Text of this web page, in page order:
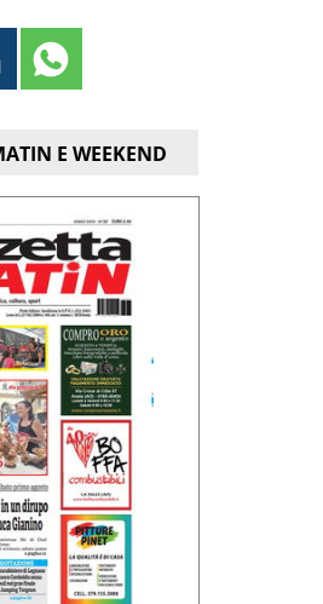
E WEEKEND